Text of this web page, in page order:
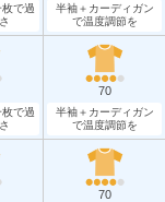
で過
半袖＋カーディガン
で温度調節を
で過
70
半袖＋カーディガン
で温度調節を
70